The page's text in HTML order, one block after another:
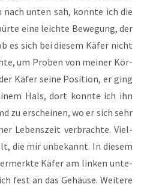
unten sah, konn­te ich die
eine leich­te Bewe­gung, der
es sich bei die­sem Käfer nicht
um Pro­ben von mei­ner Kör­
Käfer sei­ne Posi­ti­on, er ging
Hals, dort konn­te ich ihn
zu erschei­nen, wo er sich sehr
Lebens­zeit ver­brach­te. Viel­
die mir unbe­kannt. In die­sem
Käfer am lin­ken unte­
fest an das Gehäu­se. Wei­te­re